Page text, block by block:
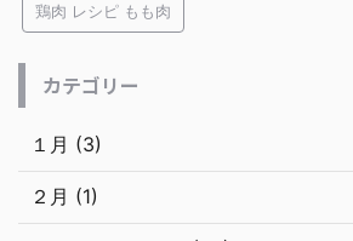
鶏肉 レシピ もも肉
カテゴリー
１月 (3)
２月 (1)